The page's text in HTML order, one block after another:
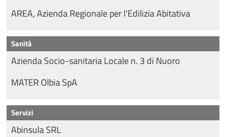
AREA, Azienda Regionale per l'Edilizia Abitativa
Sanità
Azienda Socio-sanitaria Locale n. 3 di Nuoro
MATER Olbia SpA
Servizi
Abinsula SRL